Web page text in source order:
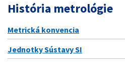
História metrológie
Metrická konvencia
Jednotky Sústavy SI